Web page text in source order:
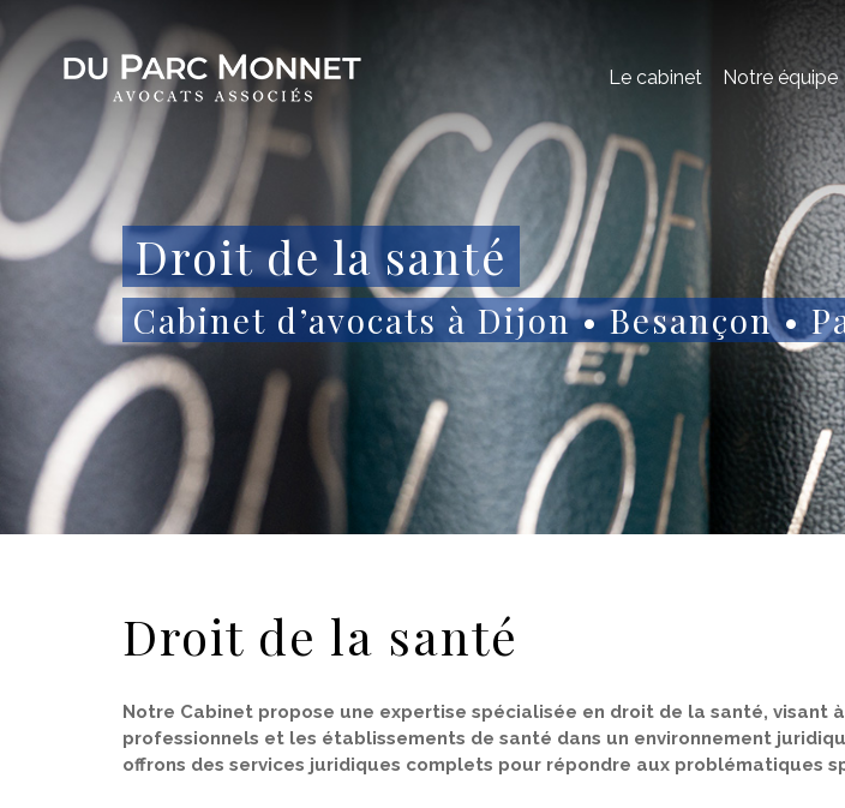
Le cabinet Notre équipe
Droit de la santé
Cabinet d’avocats à Dijon • Besançon •
Droit de la santé
Notre Cabinet propose une expertise spécialisée en droit de la santé, visant
professionnels et les établissements de santé dans un environnement
offrons des services juridiques complets pour répondre aux problématiques